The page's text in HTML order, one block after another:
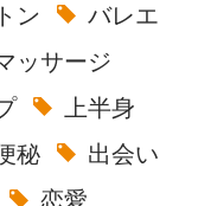
ン
バレエ
ッサージ
上半身
秘
出会い
恋愛